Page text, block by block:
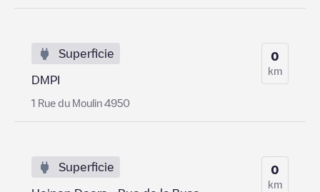
Superficie
DMPI
1 Rue du Moulin 4950
0
km
Superficie 0
km